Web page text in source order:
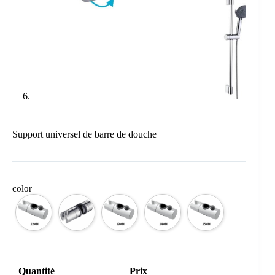
Support universel de barre de douche
color
Quantité Prix